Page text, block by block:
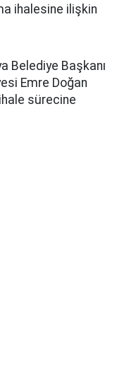
ihalesine ilişkin
Belediye Başkanı
Emre Doğan
sürecine